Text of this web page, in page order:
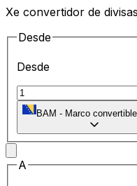
Xe convertidor de divisas
Desde
Desde
BAM - Marco
A